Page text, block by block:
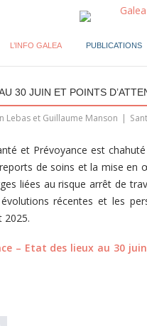
L’INFO GALEA PUBLICATIONS
30 JUIN ET POINTS
Lebas et Guillaume Manson
et Prévoyance est
de soins et la mise en
liées au risque arrêt de
récentes et les
2025.
– Etat des lieux au 30